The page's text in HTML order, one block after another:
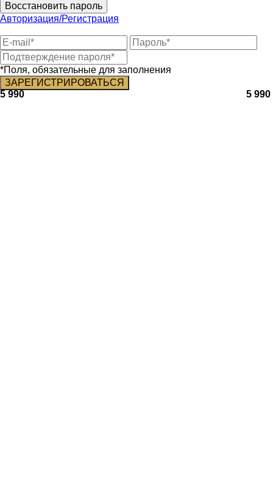
5 990 5 990
Восстановить пароль
Авторизация/Регистрация
*Поля, обязательные для заполнения